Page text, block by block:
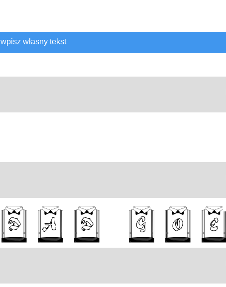
wpisz własny tekst